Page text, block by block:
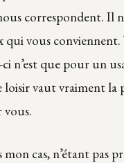
correspondent. Il
qui vous
ci n’est que pour un
loisir vaut vraiment la
mon cas, n’étant pas